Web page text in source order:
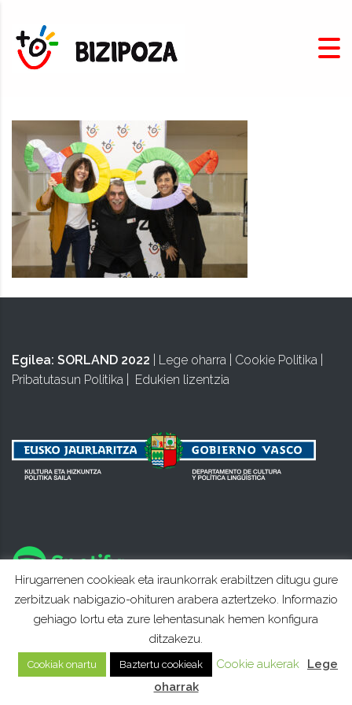
Egilea: SORLAND 2022 Lege oharra Cookie Politika
Pribatutasun Politika
Edukien lizentzia
Hirugarrenen cookieak eta iraunkorrak erabiltzen ditugu gure
zerbitzuak nabigazio-ohituren arabera aztertzeko. Informazio
gehiago lortu eta zure lehentasunak hemen konfigura
ditzakezu.
Cookiak onartu Baztertu cookieak Cookie aukerak
Lege
oharrak